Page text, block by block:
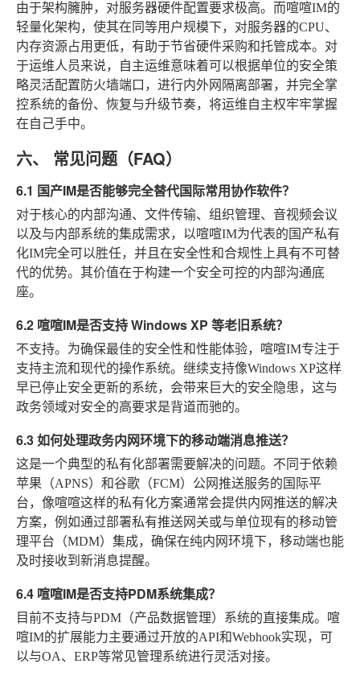
由于架构臃肿，对服务器硬件配置要求极高。而喧喧IM的
轻量化架构，使其在同等用户规模下，对服务器的CPU、
内存资源占用更低，有助于节省硬件采购和托管成本。对
于运维人员来说，自主运维意味着可以根据单位的安全策
略灵活配置防火墙端口，进行内外网隔离部署，并完全掌
控系统的备份、恢复与升级节奏，将运维自主权牢牢掌握
在自己手中。
六、 常见问题（FAQ）
6.1 国产IM是否能够完全替代国际常用协作软件？
对于核心的内部沟通、文件传输、组织管理、音视频会议
以及与内部系统的集成需求，以喧喧IM为代表的国产私有
化IM完全可以胜任，并且在安全性和合规性上具有不可替
代的优势。其价值在于构建一个安全可控的内部沟通底
座。
6.2 喧喧IM是否支持 Windows XP 等老旧系统？
不支持。为确保最佳的安全性和性能体验，喧喧IM专注于
支持主流和现代的操作系统。继续支持像Windows XP这样
早已停止安全更新的系统，会带来巨大的安全隐患，这与
政务领域对安全的高要求是背道而驰的。
6.3 如何处理政务内网环境下的移动端消息推送？
这是一个典型的私有化部署需要解决的问题。不同于依赖
苹果（APNS）和谷歌（FCM）公网推送服务的国际平
台，像喧喧这样的私有化方案通常会提供内网推送的解决
方案，例如通过部署私有推送网关或与单位现有的移动管
理平台（MDM）集成，确保在纯内网环境下，移动端也能
及时接收到新消息提醒。
6.4 喧喧IM是否支持PDM系统集成？
目前不支持与PDM（产品数据管理）系统的直接集成。喧
喧IM的扩展能力主要通过开放的API和Webhook实现，可
以与OA、ERP等常见管理系统进行灵活对接。